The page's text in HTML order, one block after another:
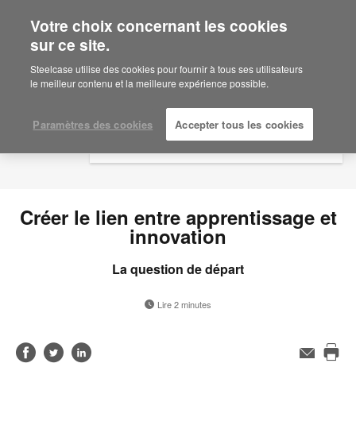
Are you in United States?
Would you like to see Products we sell in
your region?
English
Español
Créer le lien entre apprentissage et
innovation
La question de départ
Lire 2 minutes
PartagerPartagerPartager
Adresse
Votre choix concernant les cookies
sur ce site.
Steelcase utilise des cookies pour fournir à tous ses utilisateurs
le meilleur contenu et la meilleure expérience possible.
Paramètres des cookies Accepter tous les cookies